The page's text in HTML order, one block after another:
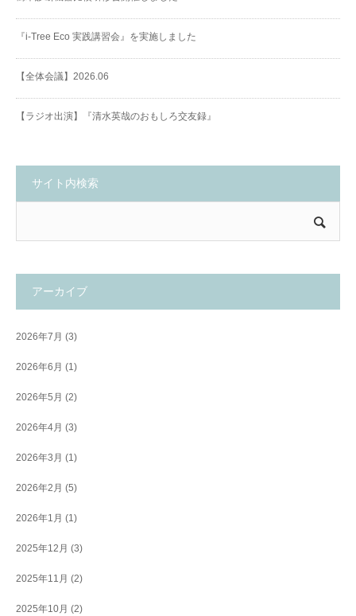
『i-Tree Eco 実践講習会』を実施しました
【全体会議】2026.06
【ラジオ出演】『清水英哉のおもしろ交友録』
サイト内検索
アーカイブ
2026年7月 (3)
2026年6月 (1)
2026年5月 (2)
2026年4月 (3)
2026年3月 (1)
2026年2月 (5)
2026年1月 (1)
2025年12月 (3)
2025年11月 (2)
2025年10月 (2)